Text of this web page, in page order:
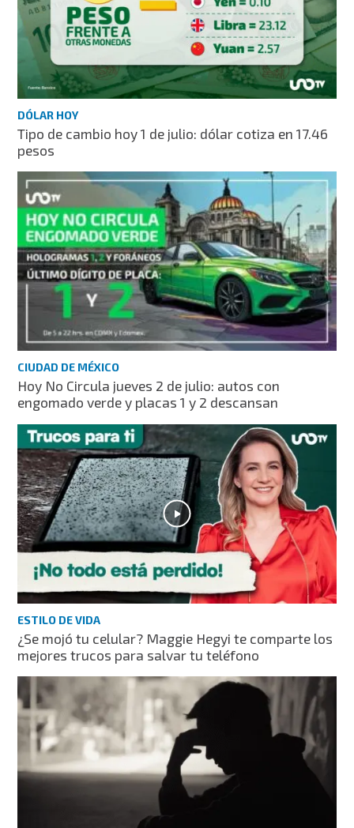
DÓLAR HOY
Tipo de cambio hoy 1 de julio: dólar cotiza en 17.46
pesos
CIUDAD DE MÉXICO
Hoy No Circula jueves 2 de julio: autos con
engomado verde y placas 1 y 2 descansan
ESTILO DE VIDA
¿Se mojó tu celular? Maggie Hegyi te comparte los
mejores trucos para salvar tu teléfono